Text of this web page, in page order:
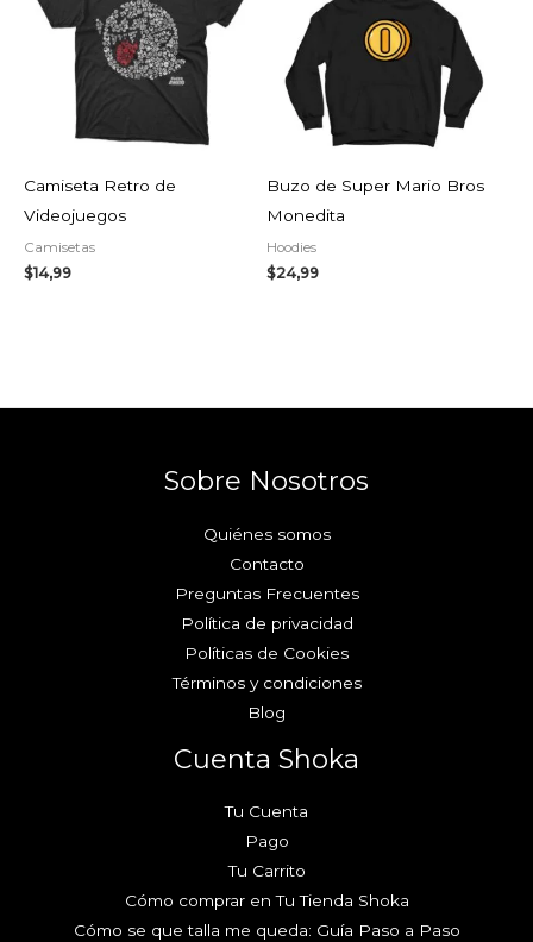
Camiseta Retro de
Videojuegos
Camisetas
$14,99
Buzo de Super Mario Bros
Monedita
Hoodies
$24,99
Sobre Nosotros
Quiénes somos
Contacto
Preguntas Frecuentes
Política de privacidad
Políticas de Cookies
Términos y condiciones
Blog
Cuenta Shoka
Tu Cuenta
Pago
Tu Carrito
Cómo comprar en Tu Tienda Shoka
Cómo se que talla me queda: Guía Paso a Paso